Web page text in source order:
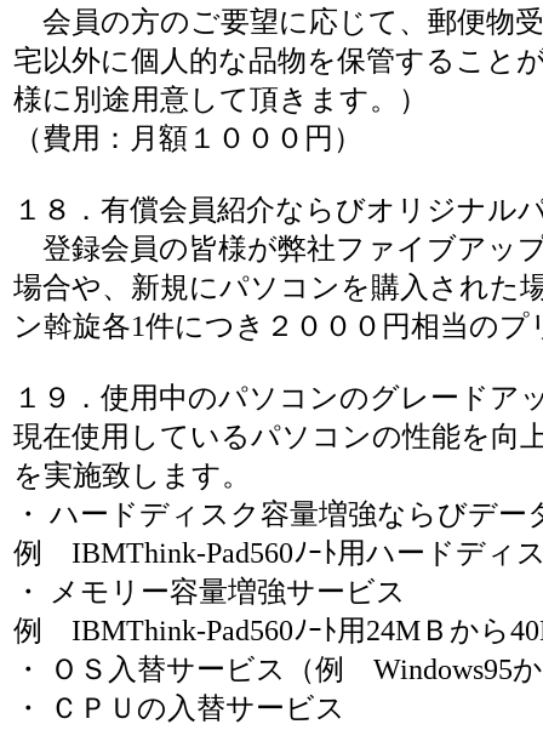
会員の方のご要望に応じて、郵便物
宅以外に個人的な品物を保管すること
様に別途用意して頂きます。）
（費用：月額１０００円）
１８．有償会員紹介ならびオリジナル
登録会員の皆様が弊社ファイブアッ
場合や、新規にパソコンを購入された
ン斡旋各1件につき２０００円相当のプ
１９．使用中のパソコンのグレードア
現在使用しているパソコンの性能を向
を実施致します。
・ ハードディスク容量増強ならびデー
例 IBMThink-Pad560ﾉｰﾄ用ハードディ
・ メモリー容量増強サービス
例 IBMThink-Pad560ﾉｰﾄ用24MＢから
・ ＯＳ入替サービス（例 Windows95
・ ＣＰＵの入替サービス